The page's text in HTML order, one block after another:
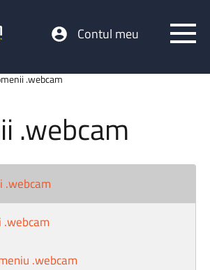
Contul meu
.webcam
.webcam
.webcam
.webcam